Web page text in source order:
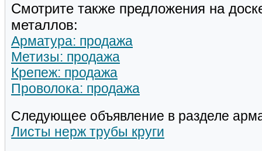
Смотрите также предложения на
металлов:
Арматура: продажа
Метизы: продажа
Крепеж: продажа
Проволока: продажа
Следующее объявление в разделе
Листы нерж трубы круги